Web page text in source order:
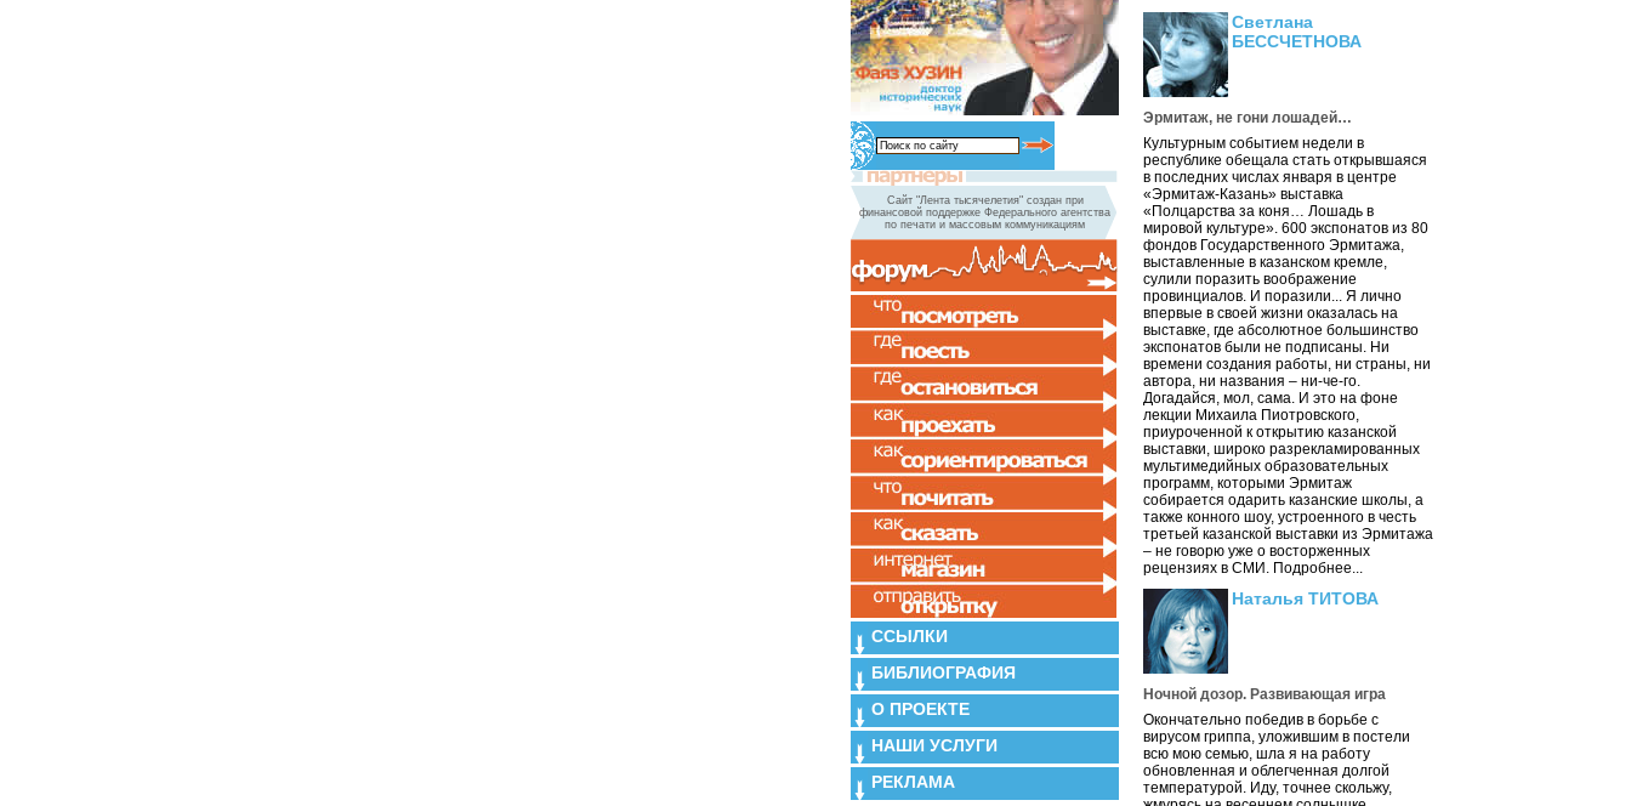
Светлана
БЕССЧЕТНОВА
Эрмитаж, не гони лошадей…
Культурным событием недели в
республике обещала стать открывшаяся
в последних числах января в центре
«Эрмитаж-Казань» выставка
«Полцарства за коня… Лошадь в
мировой культуре». 600 экспонатов из 80
фондов Государственного Эрмитажа,
выставленные в казанском кремле,
сулили поразить воображение
провинциалов. И поразили... Я лично
впервые в своей жизни оказалась на
выставке, где абсолютное большинство
экспонатов были не подписаны. Ни
времени создания работы, ни страны, ни
автора, ни названия – ни-че-го.
Догадайся, мол, сама. И это на фоне
лекции Михаила Пиотровского,
приуроченной к открытию казанской
выставки, широко разрекламированных
мультимедийных образовательных
программ, которыми Эрмитаж
собирается одарить казанские школы, а
также конного шоу, устроенного в честь
третьей казанской выставки из Эрмитажа
– не говорю уже о восторженных
рецензиях в СМИ. Подробнее...
Наталья ТИТОВА
Ночной дозор. Развивающая игра
Окончательно победив в борьбе с
вирусом гриппа, уложившим в постели
всю мою семью, шла я на работу
обновленная и облегченная долгой
температурой. Иду, точнее скольжу,
Сайт "Лента тысячелетия" создан при
финансовой поддержке Федерального агентства
по печати и массовым коммуникациям
ССЫЛКИ
БИБЛИОГРАФИЯ
О ПРОЕКТЕ
НАШИ УСЛУГИ
РЕКЛАМА